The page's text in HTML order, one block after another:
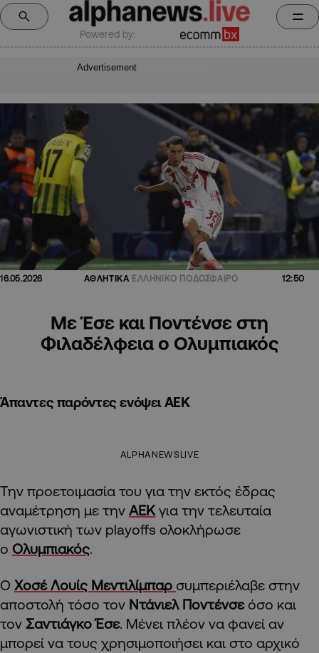
Powered by:
Advertisement
16.05.2026 ΑΘΛΗΤΙΚΑ ΕΛΛΗΝΙΚΟ ΠΟΔΟΣΦΑΙΡΟ 12:50
Με Έσε και Ποντένσε στη
Φιλαδέλφεια ο Ολυμπιακός
Άπαντες παρόντες ενόψει ΑΕΚ
ALPHANEWSLIVE
Την προετοιμασία του για την εκτός έδρας
αναμέτρηση με την ΑΕΚγια την τελευταία
αγωνιστική των playoffs ολοκλήρωσε
ο Ολυμπιακός.
Ο Χοσέ Λουίς Μεντιλίμπαρ συμπεριέλαβε στην
αποστολή τόσο τον Ντάνιελ Ποντένσε όσο και
τον Σαντιάγκο Έσε. Μένει πλέον να φανεί αν
μπορεί να τους χρησιμοποιήσει και στο αρχικό